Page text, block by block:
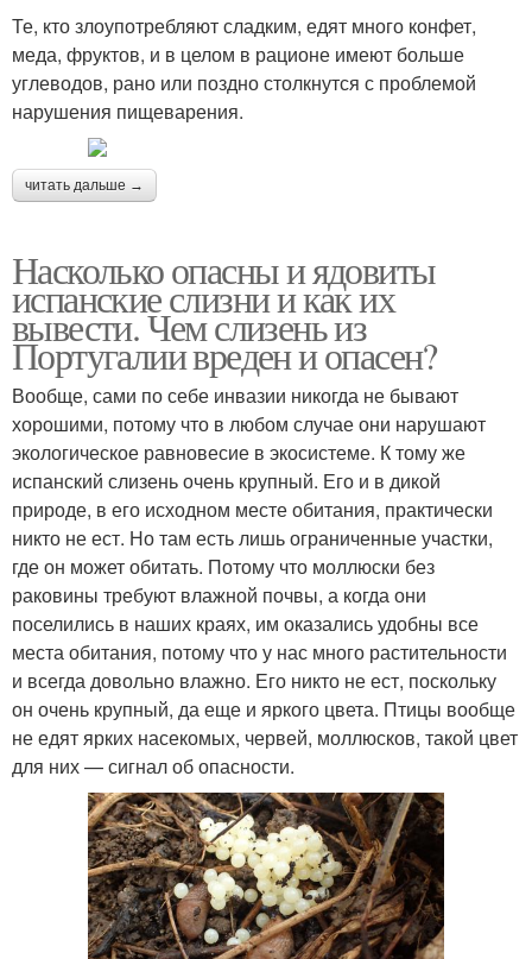
Те, кто злоупотребляют сладким, едят много конфет,
меда, фруктов, и в целом в рационе имеют больше
углеводов, рано или поздно столкнутся с проблемой
нарушения пищеварения.
читать дальше →
Насколько опасны и ядовиты
испанские слизни и как их
вывести. Чем слизень из
Португалии вреден и опасен?
Вообще, сами по себе инвазии никогда не бывают
хорошими, потому что в любом случае они нарушают
экологическое равновесие в экосистеме. К тому же
испанский слизень очень крупный. Его и в дикой
природе, в его исходном месте обитания, практически
никто не ест. Но там есть лишь ограниченные участки,
где он может обитать. Потому что моллюски без
раковины требуют влажной почвы, а когда они
поселились в наших краях, им оказались удобны все
места обитания, потому что у нас много растительности
и всегда довольно влажно. Его никто не ест, поскольку
он очень крупный, да еще и яркого цвета. Птицы вообще
не едят ярких насекомых, червей, моллюсков, такой цвет
для них — сигнал об опасности.